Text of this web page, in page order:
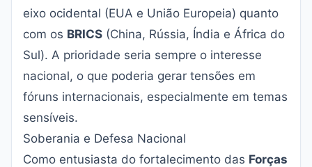
eixo ocidental (EUA e União Europeia) quanto
com os BRICS (China, Rússia, Índia e África do
Sul). A prioridade seria sempre o interesse
nacional, o que poderia gerar tensões em
fóruns internacionais, especialmente em temas
sensíveis.
Soberania e Defesa Nacional
Como entusiasta do fortalecimento das Forças